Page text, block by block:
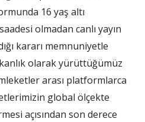
16 yaş altı
olmadan canlı yayın
kararı memnuniyetle
olarak yürüttüğümüz
arası platformlarca
global ölçekte
açısından son derece